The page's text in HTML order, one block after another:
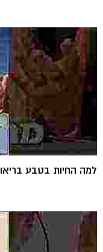
למה החיות בטבע